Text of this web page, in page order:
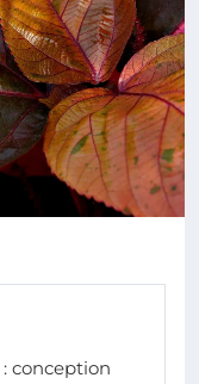
: conception